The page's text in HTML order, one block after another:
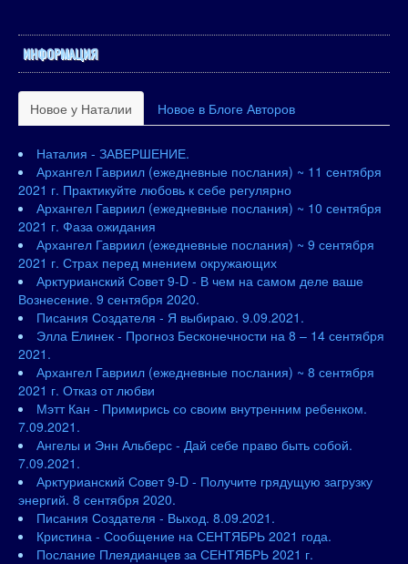
ИНФОРМАЦИЯ
Новое у Наталии Новое в Блоге Авторов
Наталия - ЗАВЕРШЕНИЕ.
Архангел Гавриил (ежедневные послания) ~ 11 сентября
2021 г. Практикуйте любовь к себе регулярно
Архангел Гавриил (ежедневные послания) ~ 10 сентября
2021 г. Фаза ожидания
Архангел Гавриил (ежедневные послания) ~ 9 сентября
2021 г. Страх перед мнением окружающих
Арктурианский Совет 9-D - В чем на самом деле ваше
Вознесение. 9 сентября 2020.
Писания Создателя - Я выбираю. 9.09.2021.
Элла Елинек - Прогноз Бесконечности на 8 – 14 сентября
2021.
Архангел Гавриил (ежедневные послания) ~ 8 сентября
2021 г. Отказ от любви
Мэтт Кан - Примирись со своим внутренним ребенком.
7.09.2021.
Ангелы и Энн Альберс - Дай себе право быть собой.
7.09.2021.
Арктурианский Совет 9-D - Получите грядущую загрузку
энергий. 8 сентября 2020.
Писания Создателя - Выход. 8.09.2021.
Кристина - Сообщение на СЕНТЯБРЬ 2021 года.
Послание Плеядианцев за СЕНТЯБРЬ 2021 г.